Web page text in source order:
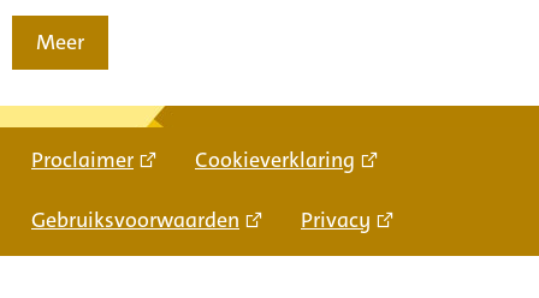
Meer
Proclaimer Cookieverklaring
Gebruiksvoorwaarden Privacy